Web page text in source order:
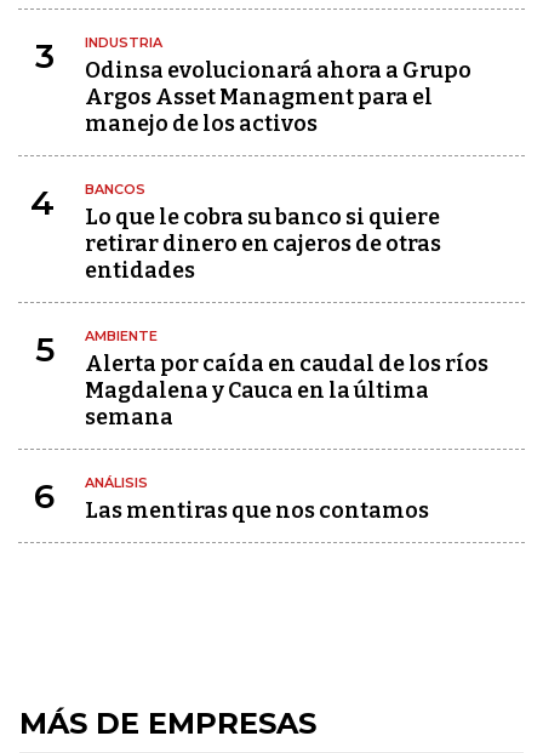
3 INDUSTRIA
Odinsa evolucionará ahora a Grupo
Argos Asset Managment para el
manejo de los activos
4 BANCOS
Lo que le cobra su banco si quiere
retirar dinero en cajeros de otras
entidades
5 AMBIENTE
Alerta por caída en caudal de los ríos
Magdalena y Cauca en la última
semana
6 ANÁLISIS
Las mentiras que nos contamos
MÁS DE EMPRESAS